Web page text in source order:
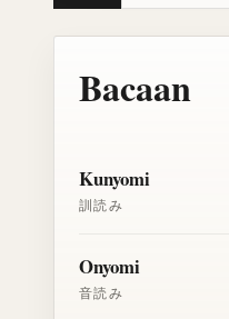
Bacaan
Kunyomi
訓読み
Onyomi
音読み